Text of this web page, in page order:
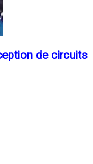
de circuits